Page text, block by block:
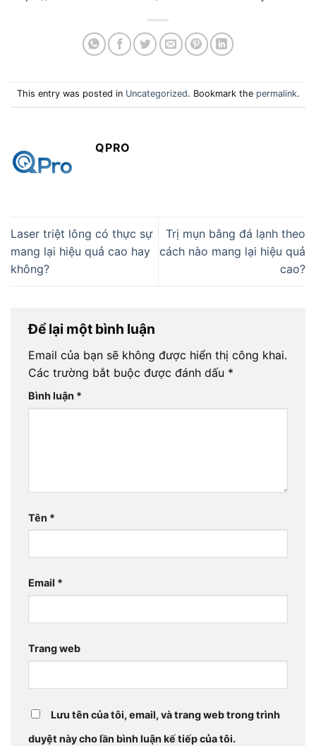
This entry was posted in Uncategorized. Bookmark the permalink.
QPRO
Laser triệt lông có thực sự
mang lại hiệu quả cao hay
không?
Trị mụn bằng đá lạnh theo
cách nào mang lại hiệu quả
cao?
Để lại một bình luận
Email của bạn sẽ không được hiển thị công khai.
Các trường bắt buộc được đánh dấu *
Bình luận *
Tên *
Email *
Trang web
Lưu tên của tôi, email, và trang web trong trình
duyệt này cho lần bình luận kế tiếp của tôi.